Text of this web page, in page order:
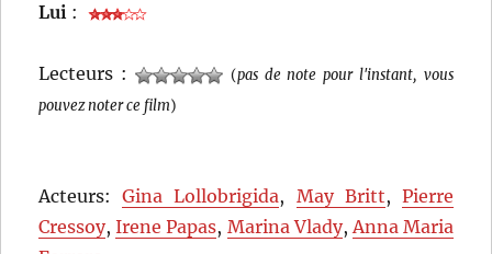
Lui :
Lecteurs : (pas de note pour l'instant, vous
pouvez noter ce film)
Acteurs:Gina Lollobrigida, May Britt, Pierre
Cressoy,Irene Papas, Marina Vlady,Anna Maria